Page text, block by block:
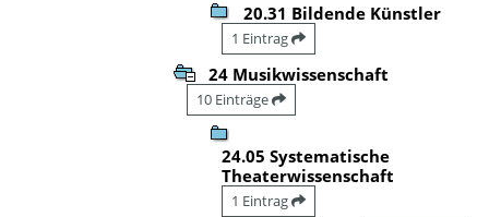
20.31 Bildende Künstler
1 Eintrag
24 Musikwissenschaft
10 Einträge
24.05 Systematische
Theaterwissenschaft
1 Eintrag